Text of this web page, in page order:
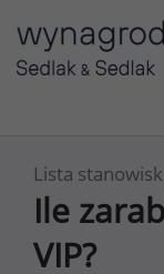
Lista stanowisk
Ile
VIP?